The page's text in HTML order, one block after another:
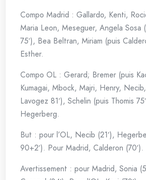
Compo Madrid : Gallardo, Kenti,
Maria Leon, Meseguer, Angela Sosa
75′), Bea Beltran, Miriam (puis
Esther.
Compo OL : Gerard; Bremer (puis
Kumagai, Mbock, Majri, Henry,
Lavogez 81′), Schelin (puis Thomis
Hegerberg.
But : pour l’OL, Necib (21′),
90+2′). Pour Madrid, Calderon (70′).
Avertissement : pour Madrid, Sonia